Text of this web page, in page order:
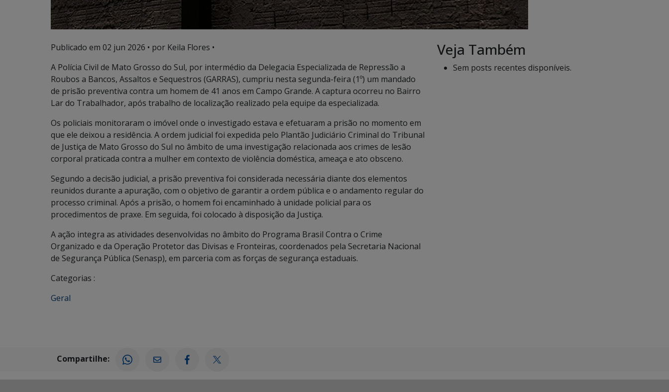
Publicado em 02 jun 2026 • por Keila Flores •
A Polícia Civil de Mato Grosso do Sul, por intermédio da Delegacia Especializada de Repressão a
Roubos a Bancos, Assaltos e Sequestros (GARRAS), cumpriu nesta segunda-feira (1º) um mandado
de prisão preventiva contra um homem de 41 anos em Campo Grande. A captura ocorreu no Bairro
Lar do Trabalhador, após trabalho de localização realizado pela equipe da especializada.
Os policiais monitoraram o imóvel onde o investigado estava e efetuaram a prisão no momento em
que ele deixou a residência. A ordem judicial foi expedida pelo Plantão Judiciário Criminal do Tribunal
de Justiça de Mato Grosso do Sul no âmbito de uma investigação relacionada aos crimes de lesão
corporal praticada contra a mulher em contexto de violência doméstica, ameaça e ato obsceno.
Segundo a decisão judicial, a prisão preventiva foi considerada necessária diante dos elementos
reunidos durante a apuração, com o objetivo de garantir a ordem pública e o andamento regular do
processo criminal. Após a prisão, o homem foi encaminhado à unidade policial para os
procedimentos de praxe. Em seguida, foi colocado à disposição da Justiça.
A ação integra as atividades desenvolvidas no âmbito do Programa Brasil Contra o Crime
Organizado e da Operação Protetor das Divisas e Fronteiras, coordenados pela Secretaria Nacional
de Segurança Pública (Senasp), em parceria com as forças de segurança estaduais.
Categorias :
Geral
Veja Também
Sem posts recentes disponíveis.
Compartilhe: